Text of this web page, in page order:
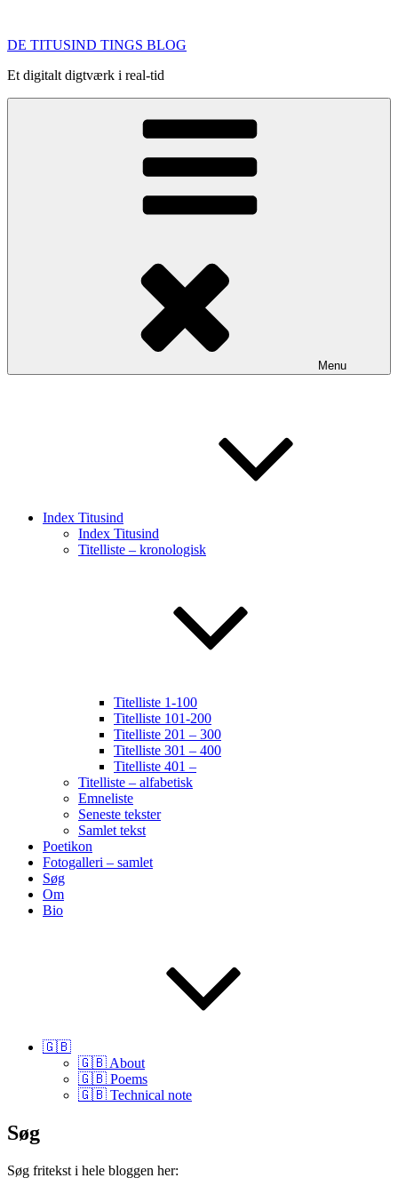
indhold
DE TITUSIND TINGS BLOG
Et digitalt digtværk i real-tid
Menu
Index Titusind
Index Titusind
Titelliste – kronologisk
Titelliste 1-100
Titelliste 101-200
Titelliste 201 – 300
Titelliste 301 – 400
Titelliste 401 –
Titelliste – alfabetisk
Emneliste
Seneste tekster
Samlet tekst
Poetikon
Fotogalleri – samlet
Søg
Om
Bio
🇬🇧
🇬🇧 About
🇬🇧 Poems
🇬🇧 Technical note
Søg
Søg fritekst i hele bloggen her: